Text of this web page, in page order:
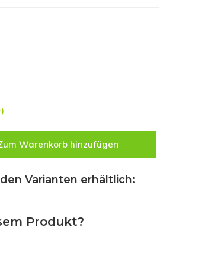
Warenkorb hinzufügen
Varianten erhältlich:
Produkt?